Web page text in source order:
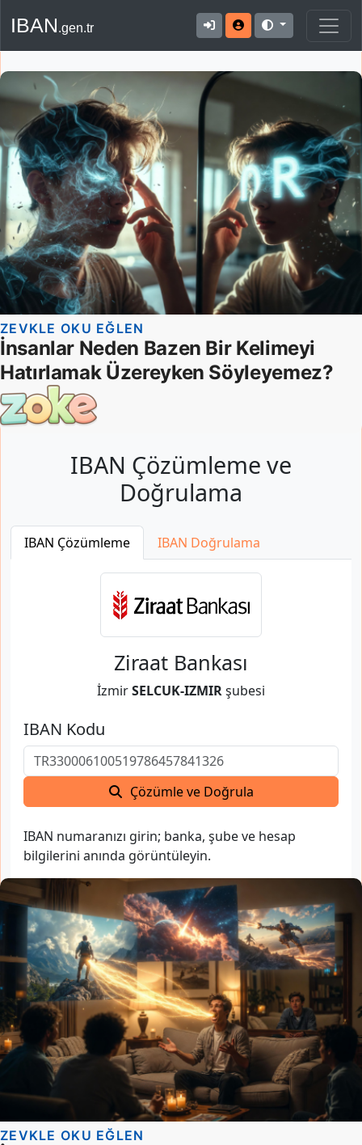
IBAN.gen.tr
IBAN Çözümleme ve
Doğrulama
IBAN Çözümleme IBAN Doğrulama
Ziraat Bankası
İzmirSELCUK-IZMIRşubesi
IBAN Kodu
Çözümle ve Doğrula
IBAN numaranızı girin; banka, şube ve hesap
bilgilerini anında görüntüleyin.